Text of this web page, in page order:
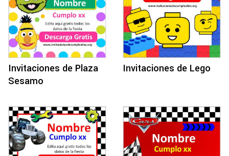
Invitaciones de Plaza
Sesamo
Invitaciones de Lego